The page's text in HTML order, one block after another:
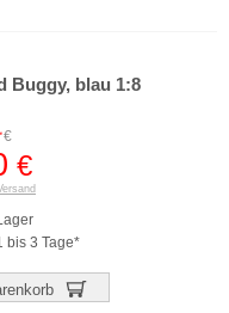
Buggy, blau 1:8
€
€
bis 3 Tage*